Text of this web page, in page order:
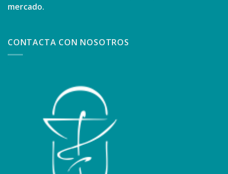
mercado.
CONTACTA CON NOSOTROS